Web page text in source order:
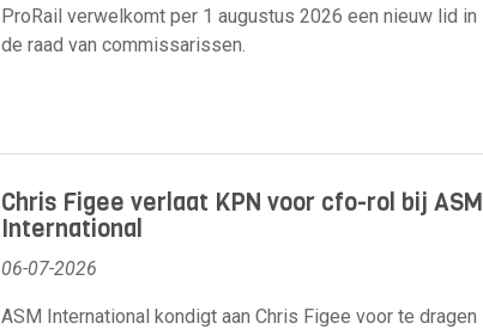
ProRail verwelkomt per 1 augustus 2026 een nieuw lid in
de raad van commissarissen.
Chris Figee verlaat KPN voor cfo-rol bij ASM
International
06-07-2026
ASM International kondigt aan Chris Figee voor te dragen